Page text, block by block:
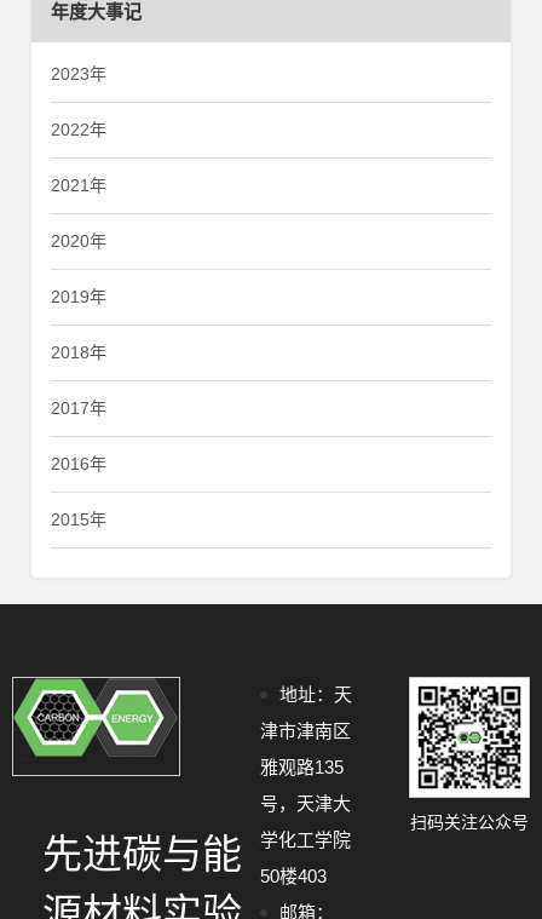
年度大事记
2023年
2022年
2021年
2020年
2019年
2018年
2017年
2016年
2015年
先进碳与能
地址：天
津市津南区
雅观路135
号，天津大
学化工学院
50楼403
邮箱：
扫码关注公众号